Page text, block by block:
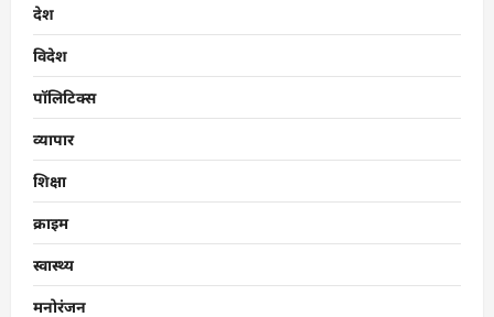
देश
विदेश
पॉलिटिक्स
व्यापार
शिक्षा
क्राइम
स्वास्थ्य
मनोरंजन